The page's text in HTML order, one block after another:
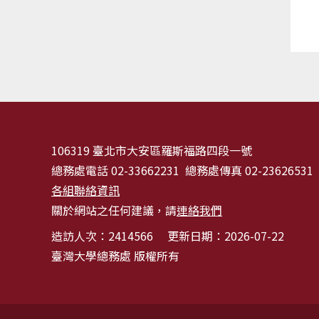
106319 臺北市大安區羅斯福路四段一號
總務處電話 02-33662231 總務處傳真 02-23626531
各組聯絡資訊
關於網站之任何建議，請連絡我們
造訪人次： 2414566
更新日期：2026-07-22
臺灣大學總務處 版權所有